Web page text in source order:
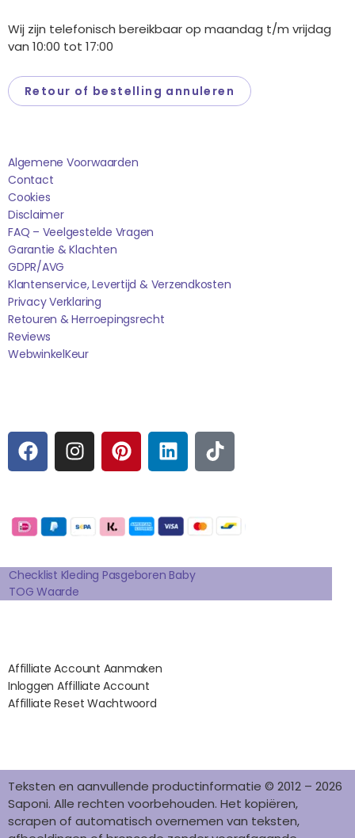
Wij zijn telefonisch bereikbaar op maandag t/m vrijdag
van 10:00 tot 17:00
Retour of bestelling annuleren
Algemene Voorwaarden
Contact
Cookies
Disclaimer
FAQ – Veelgestelde Vragen
Garantie & Klachten
GDPR/AVG
Klantenservice, Levertijd & Verzendkosten
Privacy Verklaring
Retouren & Herroepingsrecht
Reviews
WebwinkelKEur
F
A
C
B
O
K
I
N
S
A
A
M
P
I
N
E
R
S
T
L
I
N
E
D
N
T
I
K
O
K
Checklist Kleding Pasgeboren Baby
TOG Waarde
Affilliate Account Aanmaken
Inloggen Affilliate Account
Affilliate Reset Wachtwoord
Teksten en aanvullende productinformatie © 2012 – 2026
Saponi. Alle rechten voorbehouden. Het kopiëren,
scrapen of automatisch overnemen van teksten,